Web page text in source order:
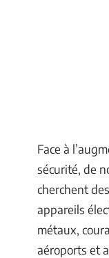
Face à
sécurité, de
cherchent
appareils
métaux,
aéroports et